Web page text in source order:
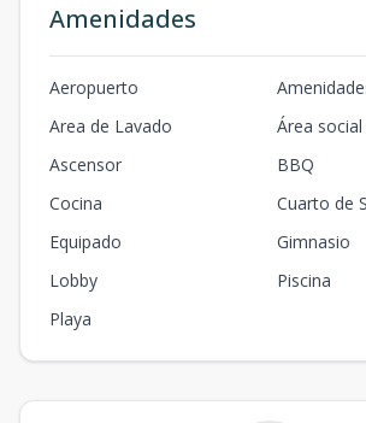
Amenidades
Aeropuerto
Area de Lavado
Área social
Ascensor
BBQ
Cocina
Cuarto de
Equipado
Gimnasio
Lobby
Piscina
Playa